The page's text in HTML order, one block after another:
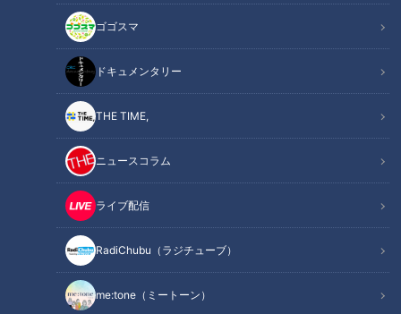
ゴゴスマ
ドキュメンタリー
THE TIME,
ニュースコラム
ライブ配信
RadiChubu（ラジチューブ）
me:tone（ミートーン）
------------------------------------------------------------
【家族構成】
庄子家（3男4女）
お父さん 彰（あきら）さん ３８歳
お母さん めぐみさん ３５歳
第１子長男 龍（りゅう）くん １３歳
第２子長女 優良（ゆら）さん １１歳
第３子次女 美海（みう）さん ８歳
第４子三女 芽生（めい）さん ６歳
第５子次男 翼（つばさ）くん ４歳
第６子四女 咲結（さゆ）さん ２歳
第７子三男 颯（はやて）くん １歳